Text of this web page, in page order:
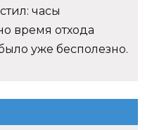
часы
время отхода
уже бесполезно.